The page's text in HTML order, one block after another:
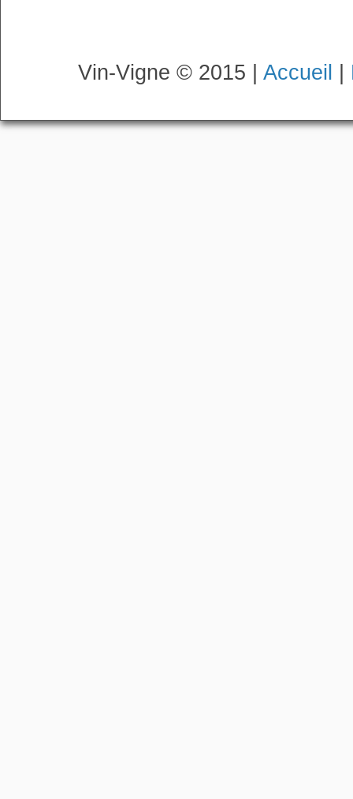
Vin-Vigne © 2015 | Accueil